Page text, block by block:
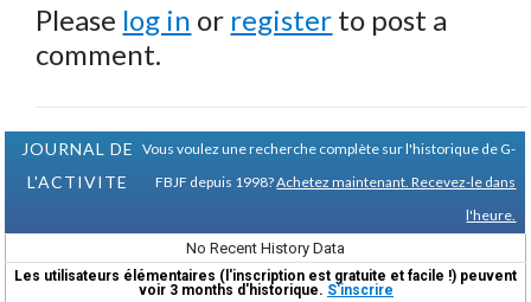
Please log in or register to post a
comment.
JOURNAL DE
L'ACTIVITE
Vous voulez une recherche complète sur l'historique de G-
FBJF depuis 1998?Achetez maintenant. Recevez-le dans
l'heure.
No Recent History Data
Les utilisateurs élémentaires (l'inscription est gratuite et facile !) peuvent
voir 3 months d'historique. S'inscrire